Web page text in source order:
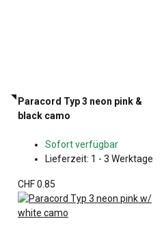
Paracord Typ 3 neon pink &
black camo
Sofort verfügbar
Lieferzeit: 1 - 3 Werktage
CHF 0.85